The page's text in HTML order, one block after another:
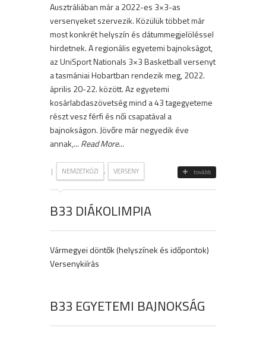
Ausztráliában már a 2022-es 3×3-as
versenyeket szervezik. Közülük többet már
most konkrét helyszín és dátummegjelöléssel
hirdetnek. A regionális egyetemi bajnokságot,
az UniSport Nationals 3×3 Basketball versenyt
a tasmániai Hobartban rendezik meg, 2022.
április 20-22. között. Az egyetemi
kosárlabdaszövetség mind a 43 tagegyeteme
részt vesz férfi és női csapatával a
bajnokságon. Jövőre már negyedik éve
annak,... Read More...
| NEMZETKÖZI , VERSENY tovább
B33 DIÁKOLIMPIA
Vármegyei döntők (helyszínek és időpontok)
Versenykiírás
B33 EGYETEMI BAJNOKSÁG